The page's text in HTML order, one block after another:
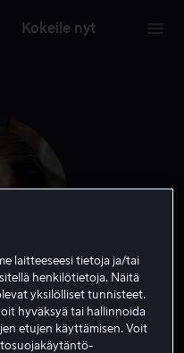
Kokeile nyt
Soulis
laitteeseesi tietoja ja/tai
henkilötietoja. Näitä
yksilölliset tunnisteet.
hyväksyä tai hallinnoida
etujen käyttämisen. Voit